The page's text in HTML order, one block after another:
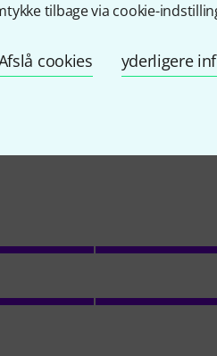
tilbage via cookie-
cookies yderligere